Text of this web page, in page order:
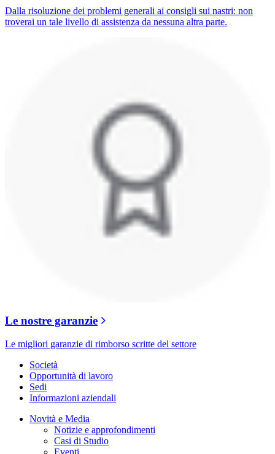
Dalla risoluzione dei problemi generali ai consigli sui nastri: non
troverai un tale livello di assistenza da nessuna altra parte.
Le nostre garanzie
Le migliori garanzie di rimborso scritte del settore
Società
Opportunità di lavoro
Sedi
Informazioni aziendali
Novità e Media
Notizie e approfondimenti
Casi di Studio